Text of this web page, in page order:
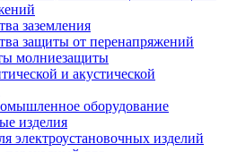
заземления
защиты от перенапряжений
молниезащиты
и акустической
оборудование
изделия
электроустановочных изделий